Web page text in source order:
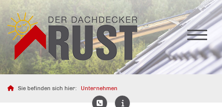
Sie befinden sich hier: Unternehmen